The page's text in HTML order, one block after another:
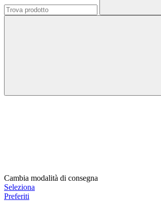
Cambia modalità di consegna
Seleziona
Preferiti